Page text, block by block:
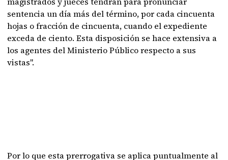
sentencia un día más del término, por cada cincuenta
hojas o fracción de cincuenta, cuando el expediente
exceda de ciento. Esta disposición se hace extensiva a
los agentes del Ministerio Público respecto a sus
vistas".
Por lo que esta prerrogativa se aplica puntualmente al